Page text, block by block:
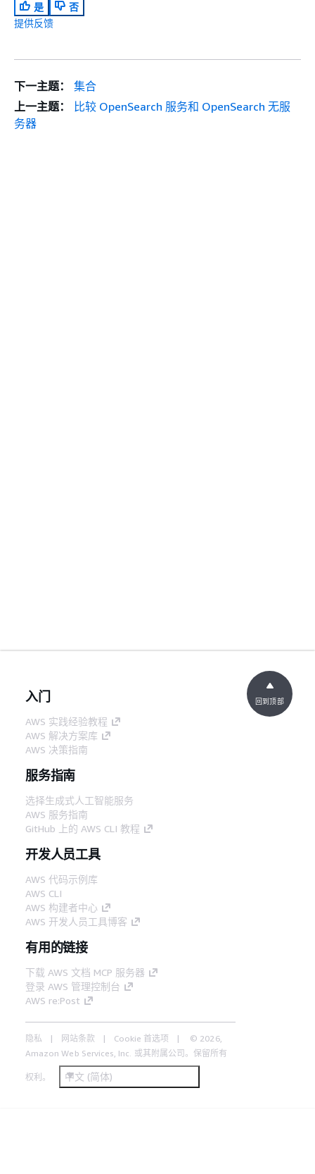
是
否
提供反馈
下一主题：
集合
上一主题：
比较 OpenSearch 服务和 OpenSearch 无服
务器
入门
AWS 实践经验教程
AWS 解决方案库
AWS 决策指南
服务指南
选择生成式人工智能服务
AWS 服务指南
GitHub 上的 AWS CLI 教程
开发人员工具
AWS 代码示例库
AWS CLI
AWS 构建者中心
AWS 开发人员工具博客
有用的链接
下载 AWS 文档 MCP 服务器
登录 AWS 管理控制台
AWS re:Post
隐私 网站条款 Cookie 首选项
© 2026,
Amazon Web Services, Inc. 或其附属公司。保留所有
权利。 中文 (简体)
回到顶部